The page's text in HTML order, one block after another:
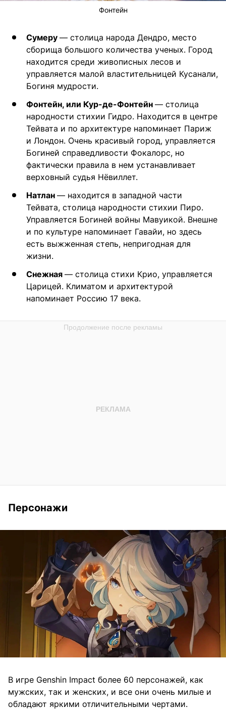
Фонтейн
Сумеру — столица народа Дендро, место
сборища большого количества ученых. Город
находится среди живописных лесов и
управляется малой властительницей Кусанали,
Богиня мудрости.
Фонтейн, или Кур-де-Фонтейн — столица
народности стихии Гидро. Находится в центре
Тейвата и по архитектуре напоминает Париж
и Лондон. Очень красивый город, управляется
Богиней справедливости Фокалорс, но
фактически правила в нем устанавливает
верховный судья Нёвиллет.
Натлан — находится в западной части
Тейвата, столица народности стихии Пиро.
Управляется Богиней войны Мавуикой. Внешне
и по культуре напоминает Гавайи, но здесь
есть выжженная степь, непригодная для
жизни.
Снежная — столица стихи Крио, управляется
Царицей. Климатом и архитектурой
напоминает Россию 17 века.
Персонажи
В игре Genshin Impact более 60 персонажей, как
мужских, так и женских, и все они очень милые и
обладают яркими отличительными чертами.